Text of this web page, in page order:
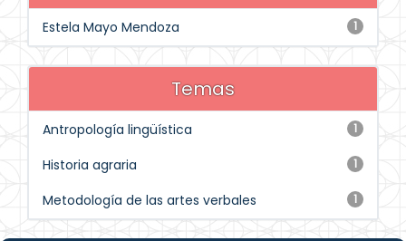
1
Estela Mayo Mendoza
Temas
1
Antropología lingüística
1
Historia agraria
1
Metodología de las artes verbales